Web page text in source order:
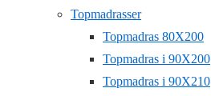
Topmadrasser
Topmadras 80X200
Topmadras i 90X200
Topmadras i 90X210